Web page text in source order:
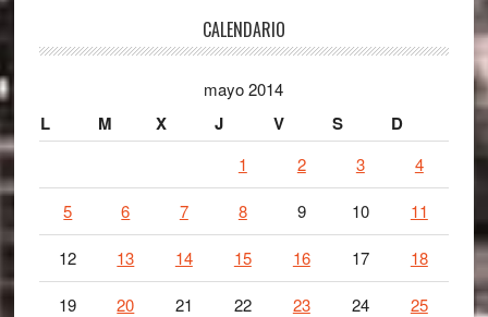
CALENDARIO
mayo 2014
L M X J V S D
1 2 3 4
5 6 7 8 9 10 11
12 13 14 15 16 17 18
19 20 21 22 23 24 25